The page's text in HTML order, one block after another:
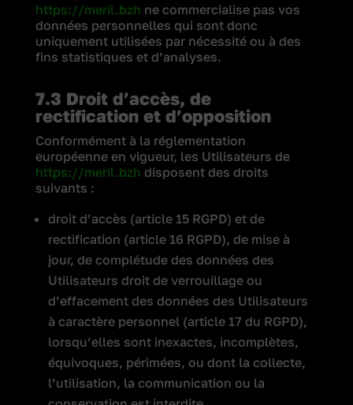
https://meril.bzh ne commercialise pas vos
données personnelles qui sont donc
uniquement utilisées par nécessité ou à des
fins statistiques et d’analyses.
7.3 Droit d’accès, de
rectification et d’opposition
Conformément à la réglementation
européenne en vigueur, les Utilisateurs de
https://meril.bzh disposent des droits
suivants :
droit d’accès (article 15 RGPD) et de
rectification (article 16 RGPD), de mise à
jour, de complétude des données des
Utilisateurs droit de verrouillage ou
d’effacement des données des Utilisateurs
à caractère personnel (article 17 du RGPD),
lorsqu’elles sont inexactes, incomplètes,
équivoques, périmées, ou dont la collecte,
l’utilisation, la communication ou la